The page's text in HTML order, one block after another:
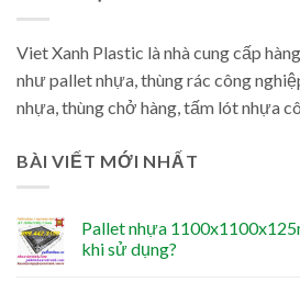
Viet Xanh Plastic là nhà cung cấp
như pallet nhựa, thùng rác công
nhựa, thùng chở hàng, tấm lót nhựa
BÀI VIẾT MỚI NHẤT
Pallet nhựa
khi sử dụng?